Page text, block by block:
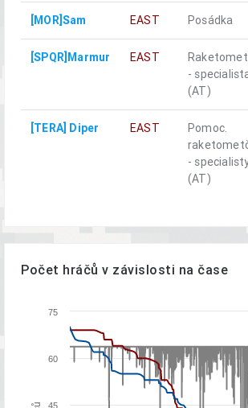
[MOR]Sam EAST Posádka
[SPQR]Marmur EAST
-
(AT)
[TERA] Diper EAST
Pomoc.
-
(AT)
Počet hráčů v závislosti na čase
45
60
75